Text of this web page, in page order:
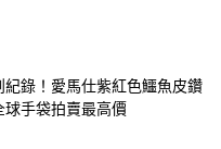
錄！愛馬仕紫紅色鱷魚皮鑽
手袋拍賣最高價